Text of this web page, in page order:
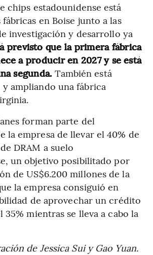
chips estadounidense está
en Boise junto a las
investigación y desarrollo ya
previsto que la primera fábrica
a producir en 2027 y se está
segunda. También está
ampliando una fábrica
forman parte del
la empresa de llevar el 40% de
DRAM a suelo
un objetivo posibilitado por
de US$6.200 millones de la
la empresa consiguió en
de aprovechar un crédito
35% mientras se lleva a cabo la
de Jessica Sui y Gao Yuan.